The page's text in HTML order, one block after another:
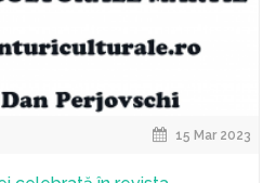
15 Mar 2023